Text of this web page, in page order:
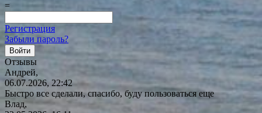
=
Регистрация
Забыли пароль?
Отзывы
Андрей,
06.07.2026, 22:42
Быстро все сделали, спасибо, буду пользоваться еще
Влад,